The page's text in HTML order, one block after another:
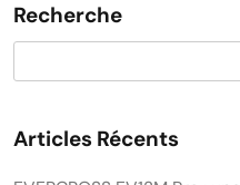
Recherche
Articles Récents